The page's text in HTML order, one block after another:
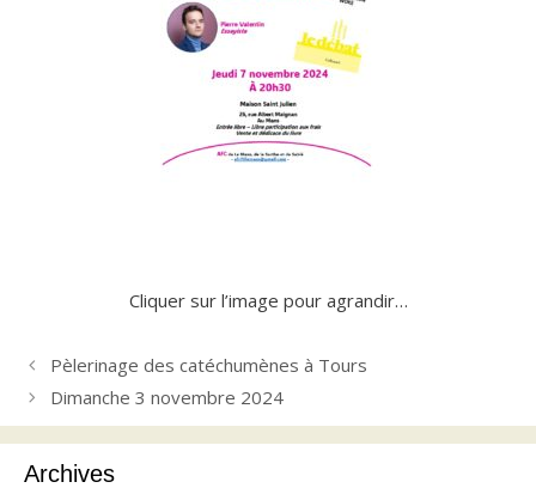
Cliquer sur l’image pour agrandir…
Pèlerinage des catéchumènes à Tours
Dimanche 3 novembre 2024
Archives